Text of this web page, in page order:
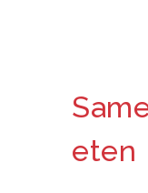
eten